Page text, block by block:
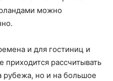
можно
и для гостиниц и
приходится рассчитывать
рубежа, но и на большое